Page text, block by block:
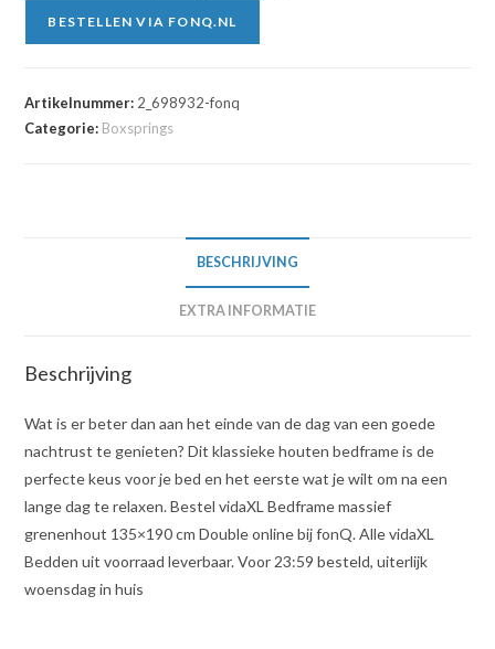
BESTELLEN VIA FONQ.NL
Artikelnummer: 2_698932-fonq
Categorie: Boxsprings
BESCHRIJVING
EXTRA INFORMATIE
Beschrijving
Wat is er beter dan aan het einde van de dag van een goede
nachtrust te genieten? Dit klassieke houten bedframe is de
perfecte keus voor je bed en het eerste wat je wilt om na een
lange dag te relaxen. Bestel vidaXL Bedframe massief
grenenhout 135×190 cm Double online bij fonQ. Alle vidaXL
Bedden uit voorraad leverbaar. Voor 23:59 besteld, uiterlijk
woensdag in huis